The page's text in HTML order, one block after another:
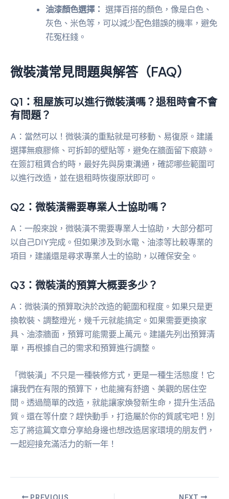
油漆顏色選擇： 選擇百搭的顏色，像是白色、
灰色、米色等，可以減少配色錯誤的機率，避免
花冤枉錢。
微裝潢常見問題與解答（FAQ）
Q1：租屋族可以進行微裝潢嗎？退租時會不會
有問題？
A：當然可以！微裝潢的重點就是可移動、易復原。建議
選擇無痕膠條、可拆卸的壁貼等，避免在牆面留下痕跡。
在簽訂租賃合約時，最好先與房東溝通，確認哪些範圍可
以進行改造，並在退租時恢復原狀即可。
Q2：微裝潢需要專業人士協助嗎？
A：一般來說，微裝潢不需要專業人士協助，大部分都可
以自己DIY完成。但如果涉及到水電、油漆等比較專業的
項目，建議還是尋求專業人士的協助，以確保安全。
Q3：微裝潢的預算大概要多少？
A：微裝潢的預算取決於改造的範圍和程度。如果只是更
換軟裝、調整燈光，幾千元就能搞定。如果需要更換家
具、油漆牆面，預算可能需要上萬元。建議先列出預算清
單，再根據自己的需求和預算進行調整。
「微裝潢」不只是一種裝修方式，更是一種生活態度！它
讓我們在有限的預算下，也能擁有舒適、美觀的居住空
間。透過簡單的改造，就能讓家煥發新生命，提升生活品
質。還在等什麼？趕快動手，打造屬於你的質感宅吧！別
忘了將這篇文章分享給身邊也想改造居家環境的朋友們，
一起迎接充滿活力的新一年！
PREVIOUS NEXT